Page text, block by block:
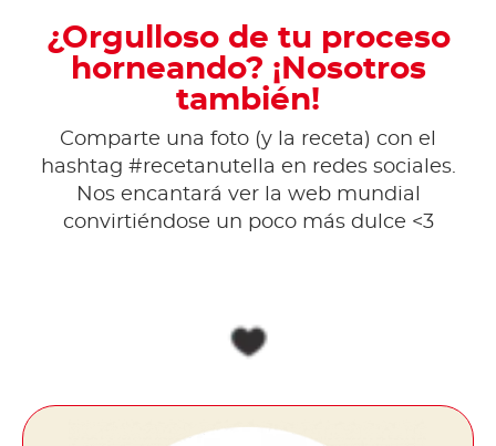
¿Orgulloso de tu proceso
horneando? ¡Nosotros
también!
Comparte una foto (y la receta) con el
hashtag #recetanutella en redes sociales.
Nos encantará ver la web mundial
convirtiéndose un poco más dulce <3